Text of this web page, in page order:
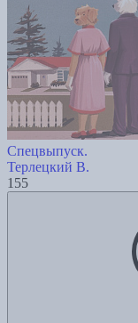
Спецвыпуск.
Терлецкий В.
155